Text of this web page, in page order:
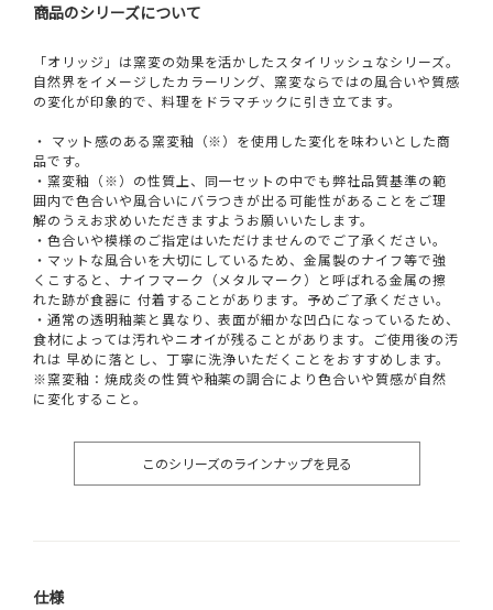
商品のシリーズについて
「オリッジ」は窯変の効果を活かしたスタイリッシュなシリーズ。
自然界をイメージしたカラーリング、窯変ならではの風合いや質感
の変化が印象的で、料理をドラマチックに引き立てます。
・ マット感のある窯変釉（※）を使用した変化を味わいとした商
品です。
・窯変釉（※）の性質上、同一セットの中でも弊社品質基準の範
囲内で色合いや風合いにバラつきが出る可能性があることをご理
解のうえお求めいただきますようお願いいたします。
・色合いや模様のご指定はいただけませんのでご了承ください。
・マットな風合いを大切にしているため、金属製のナイフ等で強
くこすると、ナイフマーク（メタルマーク）と呼ばれる金属の擦
れた跡が食器に 付着することがあります。予めご了承ください。
・通常の透明釉薬と異なり、表面が細かな凹凸になっているため、
食材によっては汚れやニオイが残ることがあります。ご使用後の汚
れは 早めに落とし、丁寧に洗浄いただくことをおすすめします。
※窯変釉：焼成炎の性質や釉薬の調合により色合いや質感が自然
に変化すること。
このシリーズのラインナップを見る
仕様